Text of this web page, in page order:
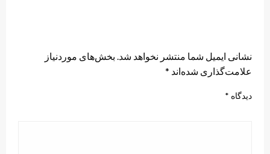
نشانی ایمیل شما منتشر نخواهد شد. بخش‌های موردنیاز
علامت‌گذاری شده‌اند *
دیدگاه *